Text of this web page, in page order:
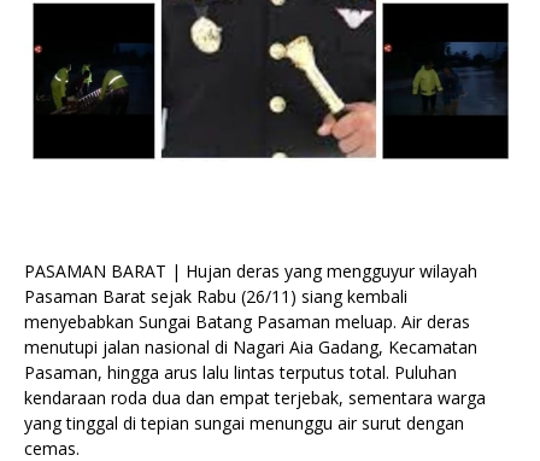
PASAMAN BARAT | Hujan deras yang mengguyur wilayah
Pasaman Barat sejak Rabu (26/11) siang kembali
menyebabkan Sungai Batang Pasaman meluap. Air deras
menutupi jalan nasional di Nagari Aia Gadang, Kecamatan
Pasaman, hingga arus lalu lintas terputus total. Puluhan
kendaraan roda dua dan empat terjebak, sementara warga
yang tinggal di tepian sungai menunggu air surut dengan
cemas.